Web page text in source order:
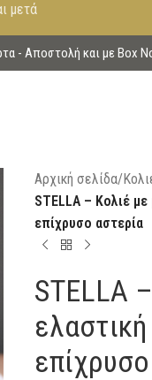
μετά
- Aποστολή και με Box
Αρχική σελίδα/
STELLA – Κολιέ
επίχρυσο αστερία
STELLA